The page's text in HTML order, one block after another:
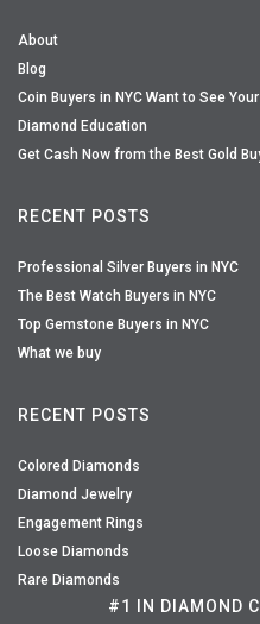
About
Blog
Coin Buyers in NYC Want to See
Diamond Education
Get Cash Now from the Best Gold
RECENT POSTS
Professional Silver Buyers in NYC
The Best Watch Buyers in NYC
Top Gemstone Buyers in NYC
What we buy
RECENT POSTS
Colored Diamonds
Diamond Jewelry
Engagement Rings
Loose Diamonds
Rare Diamonds
#1 IN DIAMOND